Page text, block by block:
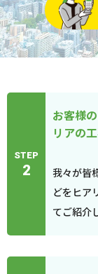
STEP
2
お客様
リアの
我々が皆
どをヒア
てご紹介